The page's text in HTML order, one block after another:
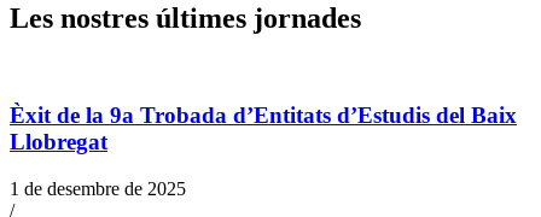
Les nostres últimes jornades
Èxit de la 9a Trobada d’Entitats d’Estudis del Baix
Llobregat
1 de desembre de 2025
/